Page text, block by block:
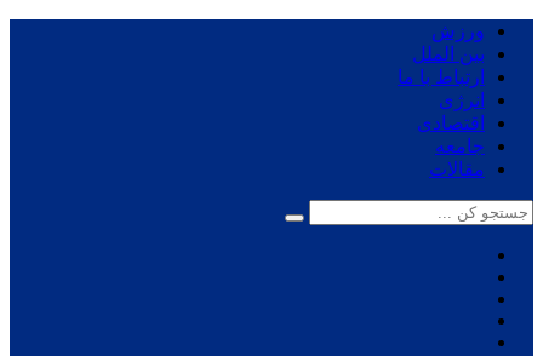
ورزش
بین الملل
ارتباط با ما
انرژی
اقتصادی
جامعه
مقالات